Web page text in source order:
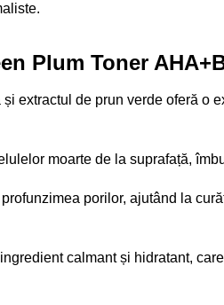
Plum Toner
extractul de prun verde oferă o
moarte de la suprafață,
porilor, ajutând la
calmant și hidratant,